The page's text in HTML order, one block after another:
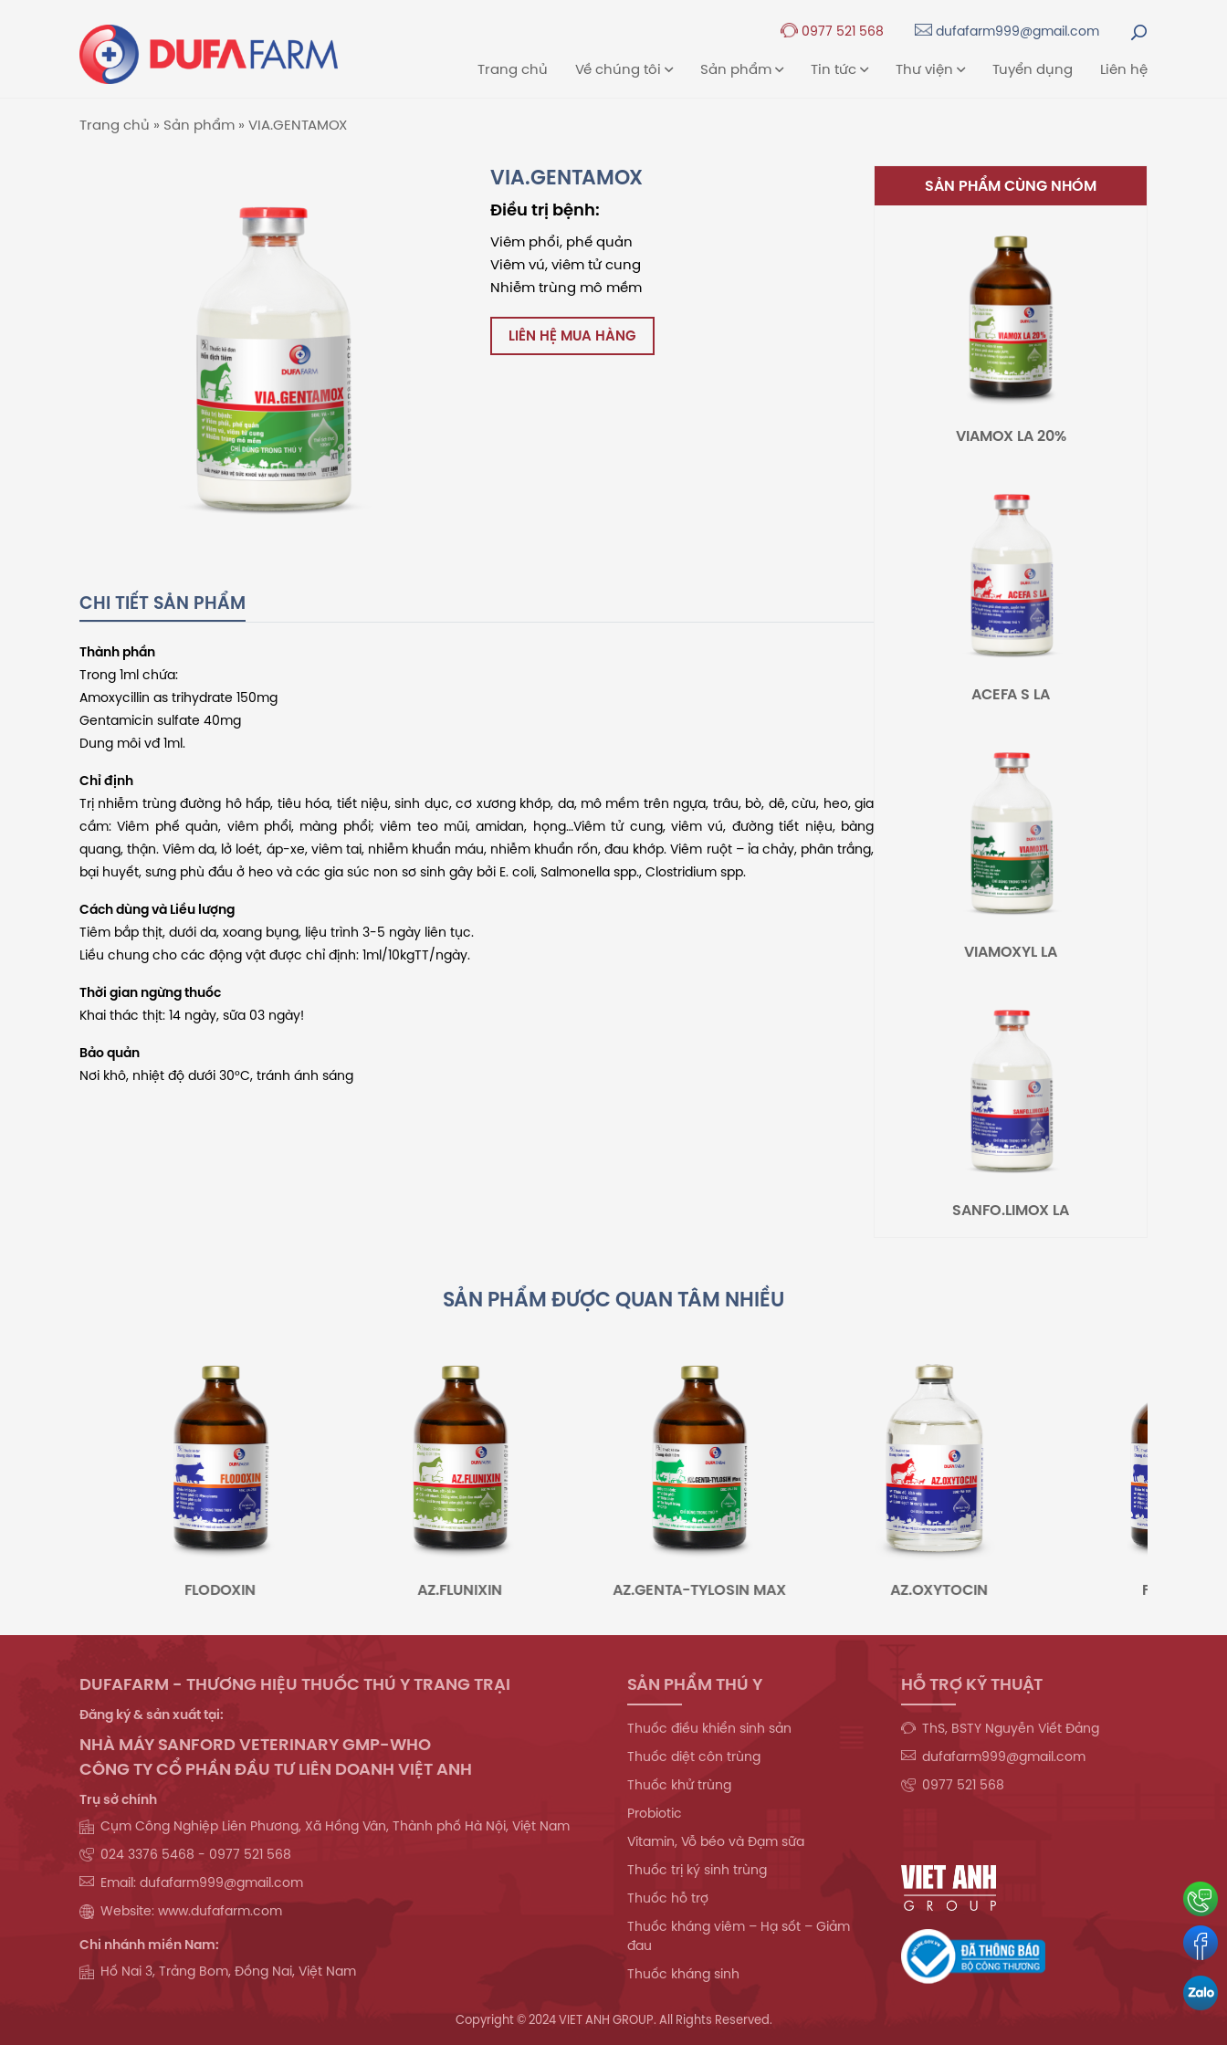
0977 521 568 dufafarm999@gmail.com
Trang chủ Về chúng tôi Sản phẩm Tin tức Thư viện Tuyển dụng Liên hệ
Trang chủ » Sản phẩm » VIA.GENTAMOX
VIA.GENTAMOX
Điều trị bệnh:
Viêm phổi, phế quản
Viêm vú, viêm tử cung
Nhiễm trùng mô mềm
LIÊN HỆ MUA HÀNG
CHI TIẾT SẢN PHẨM
Thành phần
Trong 1ml chứa:
Amoxycillin as trihydrate 150mg
Gentamicin sulfate 40mg
Dung môi vđ 1ml.
Chỉ định
Trị nhiễm trùng đường hô hấp, tiêu hóa, tiết niệu, sinh dục, cơ xương khớp, da, mô mềm trên ngựa, trâu, bò, dê, cừu, heo, gia
cầm: Viêm phế quản, viêm phổi, màng phổi; viêm teo mũi, amidan, họng…Viêm tử cung, viêm vú, đường tiết niệu, bàng
quang, thận. Viêm da, lở loét, áp-xe, viêm tai, nhiễm khuẩn máu, nhiễm khuẩn rốn, đau khớp. Viêm ruột – ỉa chảy, phân trắng,
bại huyết, sưng phù đầu ở heo và các gia súc non sơ sinh gây bởi E. coli, Salmonella spp., Clostridium spp.
Cách dùng và Liều lượng
Tiêm bắp thịt, dưới da, xoang bụng, liệu trình 3-5 ngày liên tục.
Liều chung cho các động vật được chỉ định: 1ml/10kgTT/ngày.
Thời gian ngừng thuốc
Khai thác thịt: 14 ngày, sữa 03 ngày!
Bảo quản
Nơi khô, nhiệt độ dưới 30°C, tránh ánh sáng
SẢN PHẨM CÙNG NHÓM
VIAMOX LA 20%
ACEFA S LA
VIAMOXYL LA
SANFO.LIMOX LA
SẢN PHẨM ĐƯỢC QUAN TÂM NHIỀU
FLODOXIN AZ.FLUNIXIN AZ.GENTA-TYLOSIN MAX AZ.OXYTOCIN FLODOXIN
DUFAFARM - THƯƠNG HIỆU THUỐC THÚ Y TRANG TRẠI
Đăng ký & sản xuất tại:
NHÀ MÁY SANFORD VETERINARY GMP-WHO
CÔNG TY CỔ PHẦN ĐẦU TƯ LIÊN DOANH VIỆT ANH
Trụ sở chính
Cụm Công Nghiệp Liên Phương, Xã Hồng Vân, Thành phố Hà Nội, Việt Nam
024 3376 5468 - 0977 521 568
Email: dufafarm999@gmail.com
Website: www.dufafarm.com
Chi nhánh miền Nam:
Hố Nai 3, Trảng Bom, Đồng Nai, Việt Nam
SẢN PHẨM THÚ Y
Thuốc điều khiển sinh sản
Thuốc diệt côn trùng
Thuốc khử trùng
Probiotic
Vitamin, Vỗ béo và Đạm sữa
Thuốc trị ký sinh trùng
Thuốc hỗ trợ
Thuốc kháng viêm – Hạ sốt – Giảm
đau
Thuốc kháng sinh
HỖ TRỢ KỸ THUẬT
ThS, BSTY Nguyễn Viết Đảng
dufafarm999@gmail.com
0977 521 568
Copyright © 2024 VIET ANH GROUP. All Rights Reserved.